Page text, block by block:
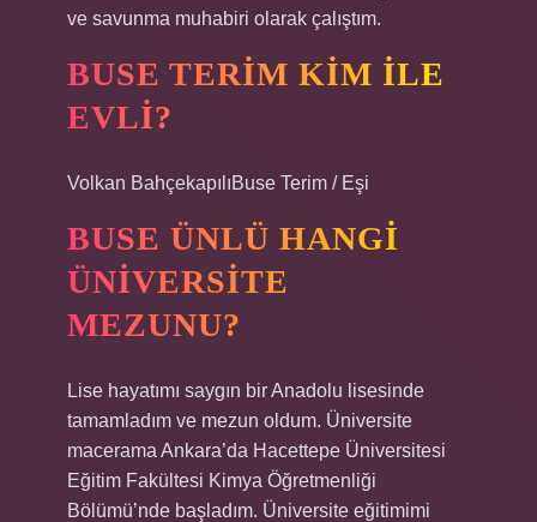
ve savunma muhabiri olarak çalıştım.
BUSE TERIM KIM ILE
EVLI?
Volkan BahçekapılıBuse Terim / Eşi
BUSE ÜNLÜ HANGI
ÜNIVERSITE
MEZUNU?
Lise hayatımı saygın bir Anadolu lisesinde
tamamladım ve mezun oldum. Üniversite
macerama Ankara’da Hacettepe Üniversitesi
Eğitim Fakültesi Kimya Öğretmenliği
Bölümü’nde başladım. Üniversite eğitimimi